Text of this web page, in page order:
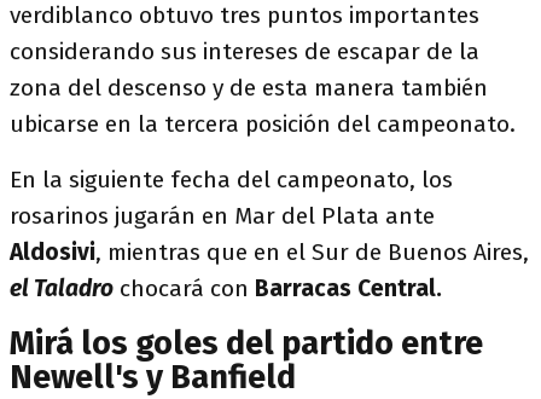
verdiblanco obtuvo tres puntos importantes
considerando sus intereses de escapar de la
zona del descenso y de esta manera también
ubicarse en la tercera posición del campeonato.
En la siguiente fecha del campeonato, los
rosarinos jugarán en Mar del Plata ante
Aldosivi, mientras que en el Sur de Buenos Aires,
el Taladro chocará con Barracas Central.
Mirá los goles del partido entre
Newell's y Banfield